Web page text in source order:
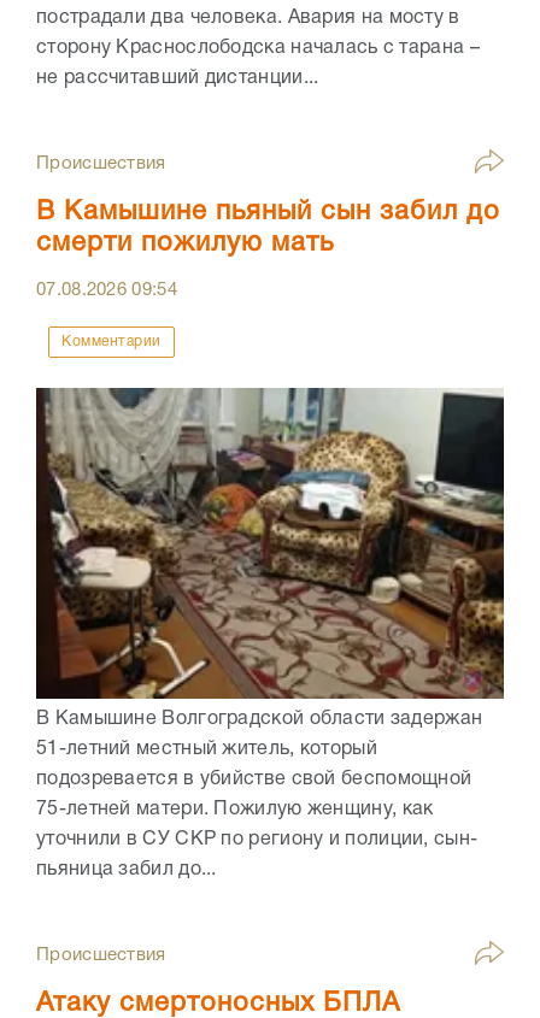
пострадали два человека. Авария на мосту в
сторону Краснослободска началась с тарана –
не рассчитавший дистанции...
Происшествия
В Камышине пьяный сын забил до
смерти пожилую мать
07.08.202609:54
Комментарии
В Камышине Волгоградской области задержан
51-летний местный житель, который
подозревается в убийстве свой беспомощной
75-летней матери. Пожилую женщину, как
уточнили в СУ СКР по региону и полиции, сын-
пьяница забил до...
Происшествия
Атаку смертоносных БПЛА